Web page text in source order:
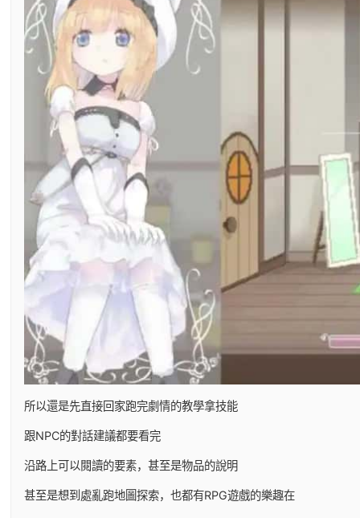
所以還是先直接回家跑完劇情的教學拿技能
跟NPC的對話建議都要看完
沿路上可以閱讀的要素，甚至是物品的說明
甚至是想到處亂跑地圖探索，也都有RPG遊戲的樂趣在